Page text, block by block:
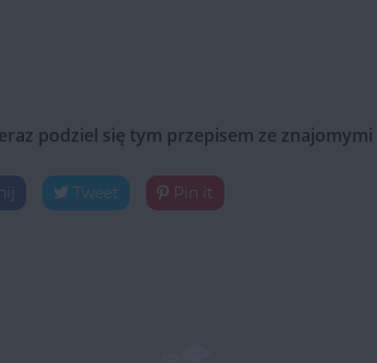
podziel się tym przepisem ze znajomymi
Tweet Pin it